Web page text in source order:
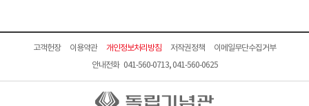
고객헌장 이용약관 개인정보처리방침 저작권정책
이메일무단수집거부
안내전화 041-560-0713, 041-560-0625